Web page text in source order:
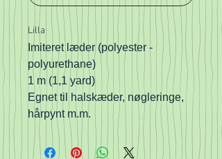
Lilla
Imiteret læder (polyester -
polyurethane)
1 m (1,1 yard)
Egnet til halskæder, nøgleringe,
hårpynt m.m.